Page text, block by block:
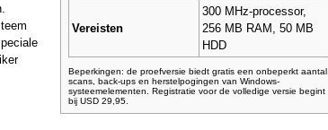
Vereisten
300 MHz-processor,
256 MB RAM, 50 MB
HDD
Beperkingen: de proefversie biedt gratis een onbeperkt aantal
scans, back-ups en herstelpogingen van Windows-
systeemelementen. Registratie voor de volledige versie begint
bij USD 29,95.